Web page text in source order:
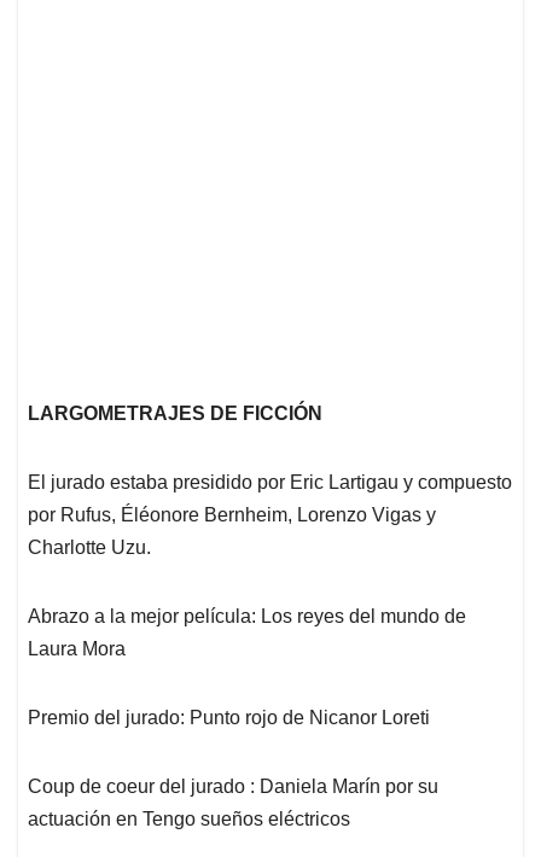
LARGOMETRAJES DE FICCIÓN
El jurado estaba presidido por Eric Lartigau y compuesto
por Rufus, Éléonore Bernheim, Lorenzo Vigas y
Charlotte Uzu.
Abrazo a la mejor película: Los reyes del mundo de
Laura Mora
Premio del jurado: Punto rojo de Nicanor Loreti
Coup de coeur del jurado : Daniela Marín por su
actuación en Tengo sueños eléctricos